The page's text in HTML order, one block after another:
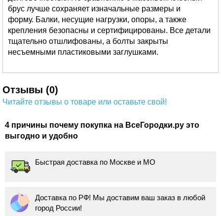
брус лучше сохраняет изначальные размеры и
форму. Балки, несущие нагрузки, опоры, а также
крепления безопасны и сертифицированы. Все детали
тщательно отшлифованы, а болты закрыты
несъемными пластиковыми заглушками.
Отзывы (0)
Читайте отзывы о товаре или оставьте свой!
4 причины почему покупка на ВсеГородки.ру это
выгодно и удобно
Быстрая доставка по Москве и МО
Доставка по РФ! Мы доставим ваш заказ в любой
город России!